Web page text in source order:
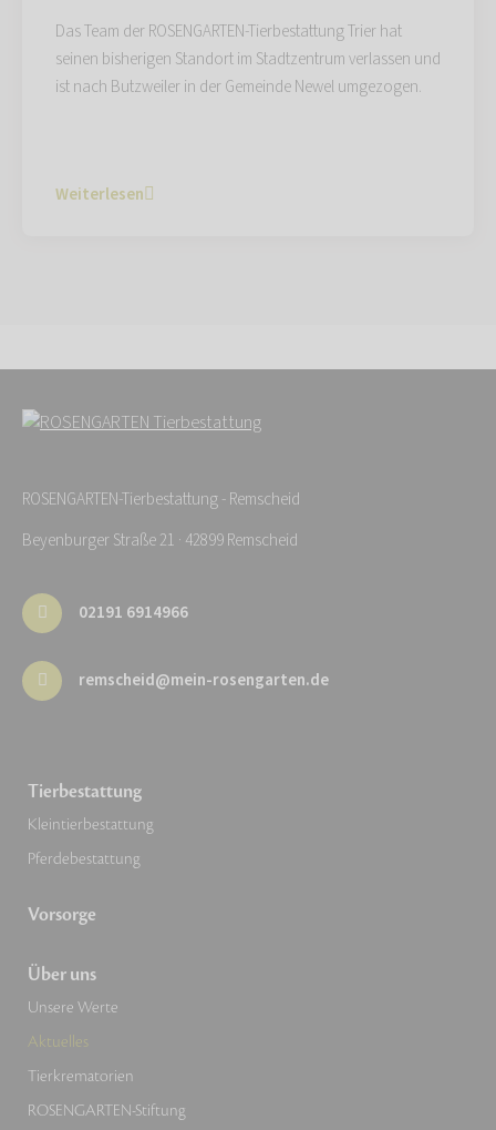
Das Team der ROSENGARTEN-Tierbestattung Trier hat
seinen bisherigen Standort im Stadtzentrum verlassen und
ist nach Butzweiler in der Gemeinde Newel umgezogen.
Weiterlesen
ROSENGARTEN-Tierbestattung - Remscheid
Beyenburger Straße 21 · 42899 Remscheid
02191 6914966
remscheid@mein-rosengarten.de
Tierbestattung
Kleintierbestattung
Pferdebestattung
Vorsorge
Über uns
Unsere Werte
Aktuelles
Tierkrematorien
ROSENGARTEN-Stiftung